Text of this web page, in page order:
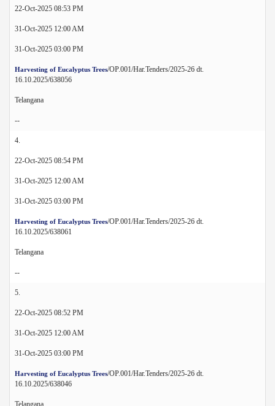
22-Oct-2025 08:53 PM
31-Oct-2025 12:00 AM
31-Oct-2025 03:00 PM
Harvesting of Eucalyptus Trees/OP.001/Har.Tenders/2025-26 dt.
16.10.2025/638056
Telangana
--
4.
22-Oct-2025 08:54 PM
31-Oct-2025 12:00 AM
31-Oct-2025 03:00 PM
Harvesting of Eucalyptus Trees/OP.001/Har.Tenders/2025-26 dt.
16.10.2025/638061
Telangana
--
5.
22-Oct-2025 08:52 PM
31-Oct-2025 12:00 AM
31-Oct-2025 03:00 PM
Harvesting of Eucalyptus Trees/OP.001/Har.Tenders/2025-26 dt.
16.10.2025/638046
Telangana